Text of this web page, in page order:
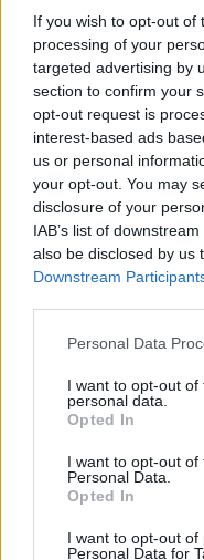
If you wish to opt-out of
processing of your
targeted advertising by
section to confirm your
opt-out request is
interest-based ads
us or personal
your opt-out. You may
disclosure of your
IAB’s list of
also be disclosed by us
Downstream
Please note that this
not limited to your visit
grant or deny consent
use your data for
consent section.
Personal Data
I want to opt-out
personal data.
Opted In
I want to opt-out of
Personal Data.
Opted In
I want to opt-out of
Personal Data for
Με την ονομασία
Smartphones,
ελαστικό
συσκευή σου και της
βροχή, νερό